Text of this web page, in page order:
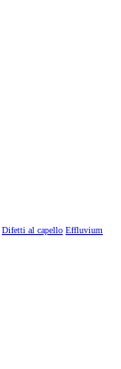
Difetti al capello Effluvium